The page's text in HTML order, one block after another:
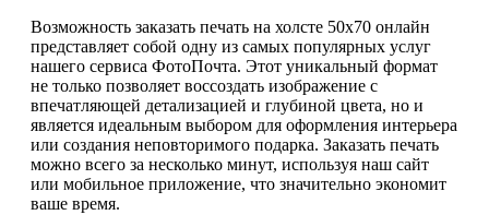
Возможность заказать печать на холсте 50х70 онлайн
представляет собой одну из самых популярных услуг
нашего сервиса ФотоПочта. Этот уникальный формат
не только позволяет воссоздать изображение с
впечатляющей детализацией и глубиной цвета, но и
является идеальным выбором для оформления интерьера
или создания неповторимого подарка. Заказать печать
можно всего за несколько минут, используя наш сайт
или мобильное приложение, что значительно экономит
ваше время.